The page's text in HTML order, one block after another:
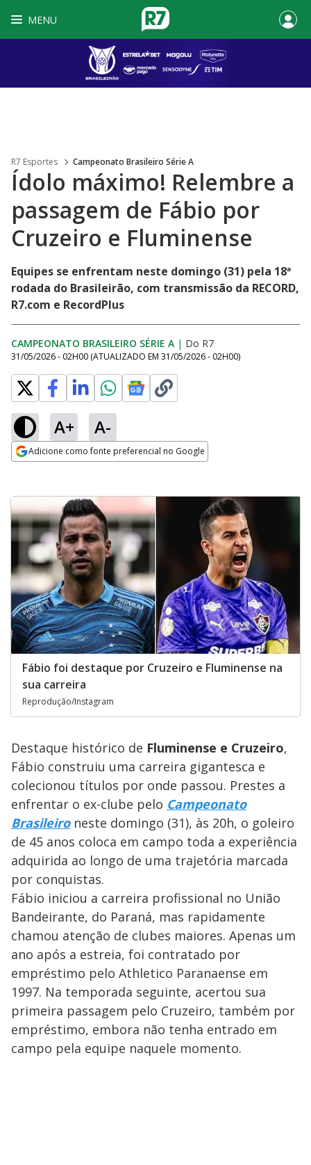
MENU
R7 Esportes Campeonato Brasileiro Série A
Ídolo máximo! Relembre a
passagem de Fábio por
Cruzeiro e Fluminense
Equipes se enfrentam neste domingo (31) pela 18ª
rodada do Brasileirão, com transmissão da RECORD,
R7.com e RecordPlus
CAMPEONATO BRASILEIRO SÉRIE A | Do R7
31/05/2026 - 02H00 (ATUALIZADO EM 31/05/2026 - 02H00)
A+ A-
Adicione como fonte preferencial no Google
Fábio foi destaque por Cruzeiro e Fluminense na
sua carreira
Reprodução/Instagram
Destaque histórico de Fluminense e Cruzeiro,
Fábio construiu uma carreira gigantesca e
colecionou títulos por onde passou. Prestes a
enfrentar o ex-clube pelo Campeonato
Brasileironeste domingo (31), às 20h, o goleiro
de 45 anos coloca em campo toda a experiência
adquirida ao longo de uma trajetória marcada
por conquistas.
Fábio iniciou a carreira profissional no União
Bandeirante, do Paraná, mas rapidamente
chamou atenção de clubes maiores. Apenas um
ano após a estreia, foi contratado por
empréstimo pelo Athletico Paranaense em
1997. Na temporada seguinte, acertou sua
primeira passagem pelo Cruzeiro, também por
empréstimo, embora não tenha entrado em
campo pela equipe naquele momento.